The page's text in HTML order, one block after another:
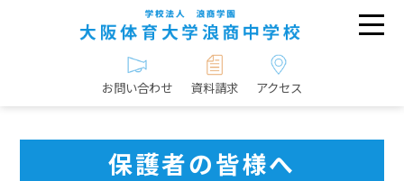
お問い合わせ 資料請求 アクセス
保護者の皆様へ